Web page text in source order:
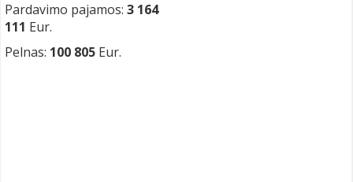
Pardavimo pajamos: 3 164
111 Eur.
Pelnas: 100 805 Eur.